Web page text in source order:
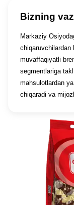
Bizning
Markaziy
chiqaruvchilardan
muvaffaqiyatli
segmentlariga
mahsulotlardan
chiqaradi va